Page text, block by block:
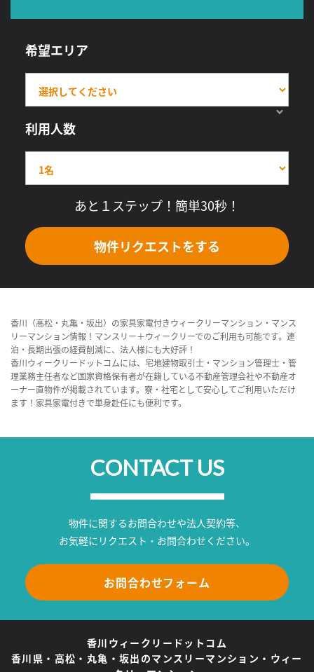
希望エリア
利用人数
あと１ステップ！簡単30秒！
物件リクエストをする
香川（高松・丸亀・坂出）の家具家電付きウィークリーマンション・マンス
リーマンション情報！マンスリー＋ウィークリーでのご利用も可能です。連
泊・長期出張の経費削減に、法人様にも大好評！
香川ウィークリードットコムには、宅地建物取引士・マンション管理士・管
理業務主任者など国家資格保有者が在籍している不動産管理会社や不動産オ
ーナー直物件が掲載されています。寮・社宅として安心してご利用いただけ
ます！家具家電付きで単身赴任にも便利です。
CONTACT US
物件に関するお問合わせや法人契約等、
お気軽にリクエスト・お問合わせください。
お問合わせフォーム
香川ウィークリードットコム
香川県・高松・丸亀・坂出のマンスリーマンション・ウィー